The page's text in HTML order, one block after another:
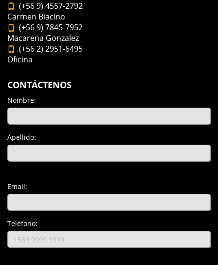
(+56 9) 4557-2792
Carmen Biacino
(+56 9) 7845-7952
Macarena Gonzalez
(+56 2) 2951-6495
Oficina
CONTÁCTENOS
Nombre:
Apellido:
Email:
Teléfono: